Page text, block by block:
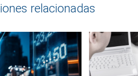
relacionadas